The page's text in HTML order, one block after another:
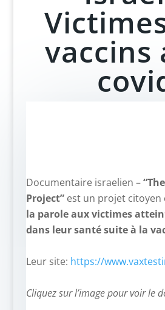
vaccins
Documentaire israelien –
Project”est un projet citoyen
la parole aux victimes
dans leur santé suite à la
Leur site: https://
Cliquez sur l’image pour voir le